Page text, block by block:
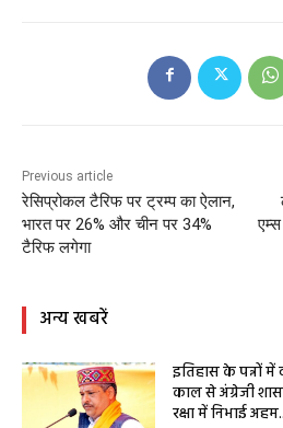
Previous article
रेसिप्रोकल टैरिफ पर ट्रम्प का ऐलान,
भारत पर 26% और चीन पर 34%
टैरिफ लगेगा
अन्य खबरें
इतिहास के पन्नों
काल से अंग्रेजी
रक्षा में निभाई